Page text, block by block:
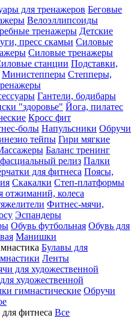
для тренажеров Беговые
Велоэллипсоиды
тренажеры Детские
пресс скамьи Силовые
Силовые тренажеры
станции Подставки,
Министепперы Степперы,
Гантели, бодибары
"здоровье" Йога, пилатес
Кросс фит
болы Напульсники Обручи
тейпы Гири мягкие
Баланс тренинг
релиз Палки
для фитнеса Поясы,
Скакалки Степ-платформы
отжиманий, колеса
Фитнес-мячи,
Эспандеры
Обувь футбольная Обувь для
Манишки
Булавы для
Ленты
для художественной
художественной
гимнастические Обручи
фитнеса Все